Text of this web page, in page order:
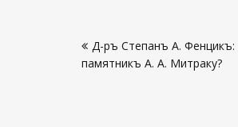
поД-ръ Степанъ А.
памятникъ А. А. Митраку?